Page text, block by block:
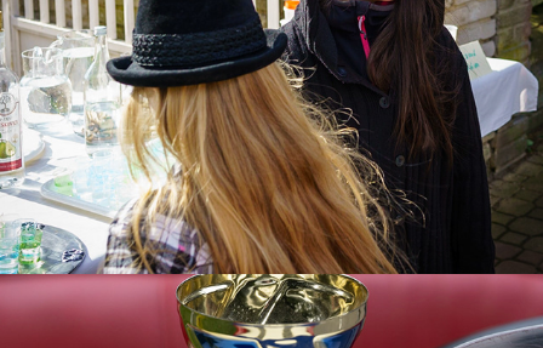
Vyžádané snímky kalendář veterání 2022